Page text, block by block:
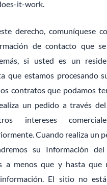
it-work.
derecho, comuníquese
de contacto que
si usted es un
que estamos procesando
contratos que podamos
un pedido a través
intereses
Cuando realiza un
su Información
a menos que y hasta que
El sitio no